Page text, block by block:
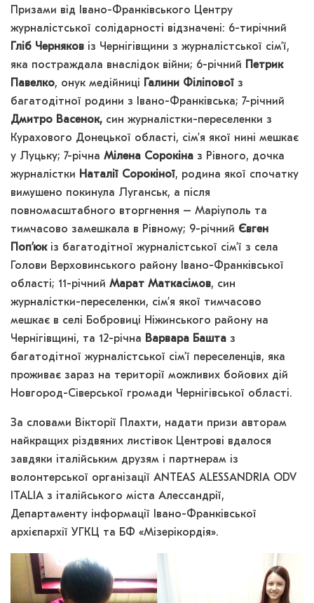
Призами від Івано-Франківського Центру
журналістської солідарності відзначені: 6-тирічний
Гліб Черняков із Чернігівщини з журналістської сім’ї,
яка постраждала внаслідок війни; 6-річний
Петрик
Павелко, онук медійниці Галини Філіпової з
багатодітної родини з Івано-Франківська; 7-річний
Дмитро Васенок, син журналістки-переселенки з
Курахового Донецької області, сім’я якої нині мешкає
у Луцьку; 7-річна Мілена Сорокіна з Рівного, дочка
журналістки Наталії Сорокіної, родина якої спочатку
вимушено покинула Луганськ, а після
повномасштабного вторгнення – Маріуполь та
тимчасово замешкала в Рівному; 9-річний Євген
Поп’юкіз багатодітної журналістської сім’ї з села
Голови Верховинського району Івано-Франківської
області; 11-річний Марат Маткасімов, син
журналістки-переселенки, сім’я якої тимчасово
мешкає в селі Бобровиці Ніжинського району на
Чернігівщині, та 12-річна Варвара Башта з
багатодітної журналістської сім’ї переселенців, яка
проживає зараз на території можливих бойових дій
Новгород-Сіверської громади Чернігівської області.
За словами Вікторії Плахти, надати призи авторам
найкращих різдвяних листівок Центрові вдалося
завдяки італійським друзям і партнерам із
волонтерської організації ANTEAS ALESSANDRIA ODV
ITALIA з італійського міста Алессандрії,
Департаменту інформації Івано-Франківської
архієпархії УГКЦ та БФ «Мізерікордія».